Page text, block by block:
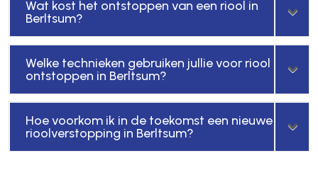
Wat kost het ontstoppen van een riool in
Berltsum?
Welke technieken gebruiken jullie voor riool
ontstoppen in Berltsum?
Hoe voorkom ik in de toekomst een nieuwe
rioolverstopping in Berltsum?